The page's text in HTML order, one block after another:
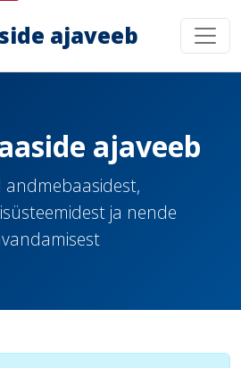
ajaveeb
ajaveeb
andmebaasidest,
ja nende